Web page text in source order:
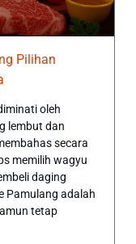
Pilihan
oleh
lembut dan
secara
memilih wagyu
daging
Pamulang adalah
tetap